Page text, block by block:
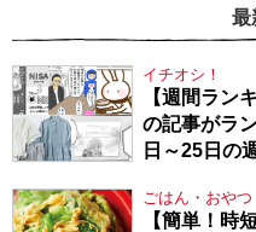
最
イチオシ！
【週間ラン
の記事がラ
日～25日の
ごはん・おやつ
【簡単！時